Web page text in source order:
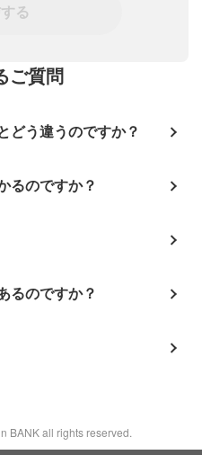
る
ご質問
どう違うのですか？
るのですか？
るのですか？
BANK all rights reserved.